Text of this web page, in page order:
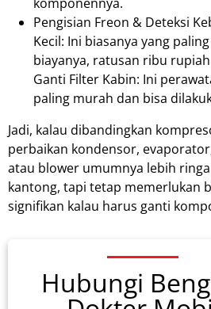
komponennya.
Pengisian Freon & Deteksi
Kecil: Ini biasanya yang
biayanya, ratusan ribu
Ganti Filter Kabin: Ini
paling murah dan bisa
Jadi, kalau dibandingkan
perbaikan kondensor,
atau blower umumnya lebih
kantong, tapi tetap memerlukan
signifikan kalau harus ganti
Hubungi